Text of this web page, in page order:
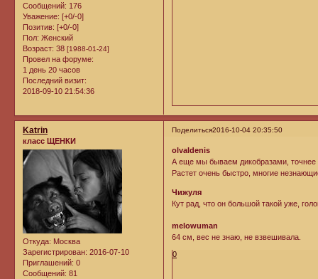
Сообщений: 176
Уважение: [+0/-0]
Позитив: [+0/-0]
Пол: Женский
Возраст: 38 [1988-01-24]
Провел на форуме:
1 день 20 часов
Последний визит:
2018-09-10 21:54:36
Поделиться2016-10-04 20:35:50
Katrin
класс ЩЕНКИ
Откуда: Москва
Зарегистрирован: 2016-07-10
Приглашений: 0
Сообщений: 81
olvaldenis
А еще мы бываем дикобразами, точнее
Растет очень быстро, многие
Чижуля
Кут рад, что он большой такой уже,
melowuman
64 см, вес не знаю, не взвешивала.
0